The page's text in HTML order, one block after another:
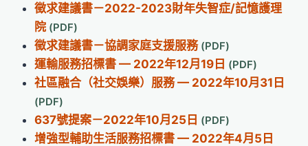
徵求建議書－2022-2023財年失智症/記憶護理
院
徵求建議書－協調家庭支援服務
運輸服務招標書 — 2022年12月19日
社區融合（社交娛樂）服務 — 2022年10月31日
637號提案－2022年10月25日
增強型輔助生活服務招標書 — 2022年4月5日